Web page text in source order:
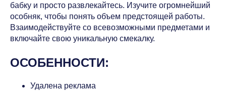
бабку и просто развлекайтесь. Изучите огромнейший
особняк, чтобы понять объем предстоящей работы.
Взаимодействуйте со всевозможными предметами и
включайте свою уникальную смекалку.
ОСОБЕННОСТИ:
Удалена реклама